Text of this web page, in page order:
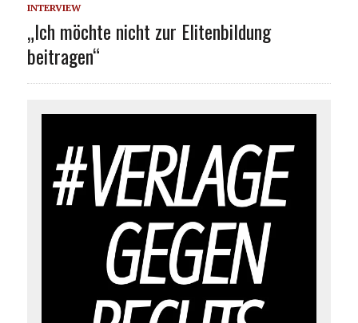
INTERVIEW
„Ich möchte nicht zur Elitenbildung
beitragen“